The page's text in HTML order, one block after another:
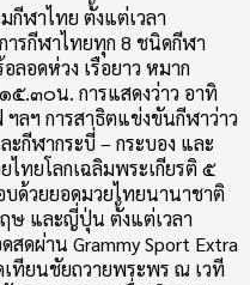
กีฬาไทย ตั้งแต่เวลา
รกีฬาไทยทุก 8 ชนิดกีฬา
ลอดห่วง เรือยาว หมาก
.๓๐น. การแสดงว่าว อาทิ
ฯลฯ การสาธิตแข่งขันกีฬาว่าว
กีฬากระบี่ – กระบอง และ
ทยโลกเฉลิมพระเกียรติ ๕
บด้วยยอดมวยไทยนานาชาติ
ฤษ และญี่ปุ่น ตั้งแต่เวลา
ดผ่าน Grammy Sport Extra
ทียนชัยถวายพระพร ณ เวที